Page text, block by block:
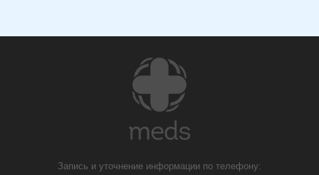
Запись и уточнение информации по телефону: